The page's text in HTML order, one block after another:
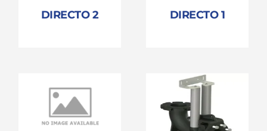
DIRECTO 2 DIRECTO 1